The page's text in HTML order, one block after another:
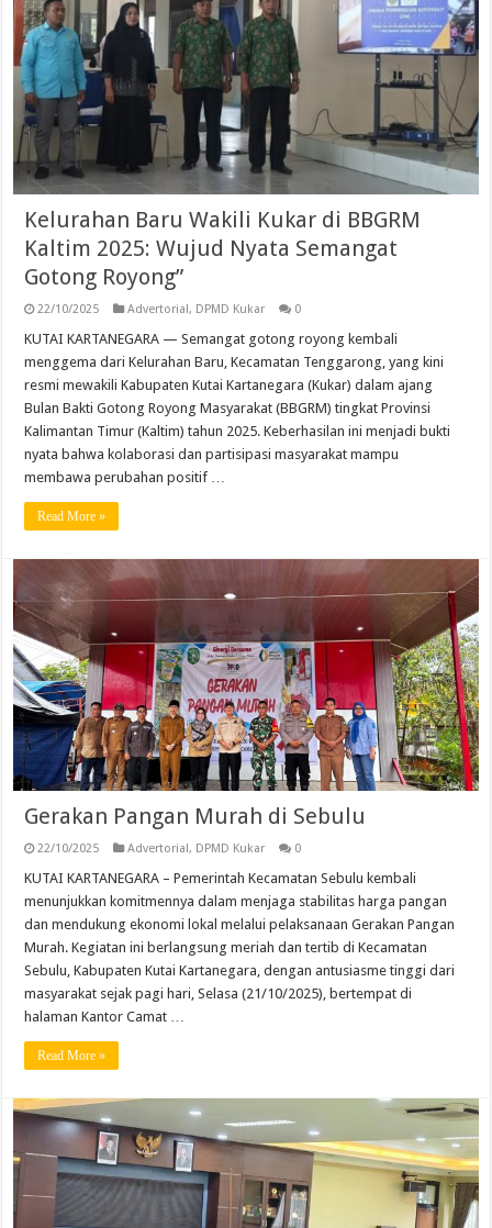
Kelurahan Baru Wakili Kukar di BBGRM
Kaltim 2025: Wujud Nyata Semangat
Gotong Royong”
22/10/2025 Advertorial, DPMD Kukar 0
KUTAI KARTANEGARA — Semangat gotong royong kembali
menggema dari Kelurahan Baru, Kecamatan Tenggarong, yang kini
resmi mewakili Kabupaten Kutai Kartanegara (Kukar) dalam ajang
Bulan Bakti Gotong Royong Masyarakat (BBGRM) tingkat Provinsi
Kalimantan Timur (Kaltim) tahun 2025. Keberhasilan ini menjadi bukti
nyata bahwa kolaborasi dan partisipasi masyarakat mampu
membawa perubahan positif …
Read More »
Gerakan Pangan Murah di Sebulu
22/10/2025 Advertorial, DPMD Kukar 0
KUTAI KARTANEGARA – Pemerintah Kecamatan Sebulu kembali
menunjukkan komitmennya dalam menjaga stabilitas harga pangan
dan mendukung ekonomi lokal melalui pelaksanaan Gerakan Pangan
Murah. Kegiatan ini berlangsung meriah dan tertib di Kecamatan
Sebulu, Kabupaten Kutai Kartanegara, dengan antusiasme tinggi dari
masyarakat sejak pagi hari, Selasa (21/10/2025), bertempat di
halaman Kantor Camat …
Read More »